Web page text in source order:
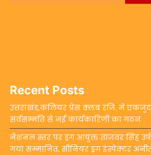
Recent Posts
उत्तराखंड,कलियर प्रेस क्लब रजि. में
सर्वसम्मति से नई कार्यकारिणी का गठन
नेशनल स्तर पर ड्रग आयुक्त ताजवर सिंह
गया सम्मानित, सीनियर ड्रग इंस्पेक्टर